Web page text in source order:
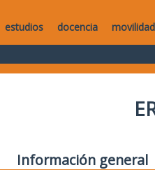
estudios docencia movilidad
Información general